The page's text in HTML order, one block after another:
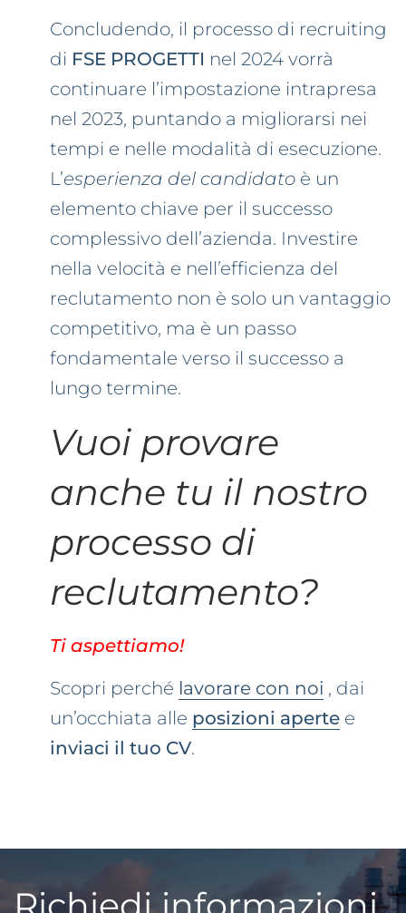
Concludendo, il processo di recruiting
di FSE PROGETTI nel 2024 vorrà
continuare l’impostazione intrapresa
nel 2023, puntando a migliorarsi nei
tempi e nelle modalità di esecuzione.
L’esperienza del candidato è un
elemento chiave per il successo
complessivo dell’azienda. Investire
nella velocità e nell’efficienza del
reclutamento non è solo un vantaggio
competitivo, ma è un passo
fondamentale verso il successo a
lungo termine.
Vuoi provare
anche tu il nostro
processo di
reclutamento?
Ti aspettiamo!
Scopri perché lavorare con noi , dai
un’occhiata alle posizioni aperte e
inviaci il tuo CV.